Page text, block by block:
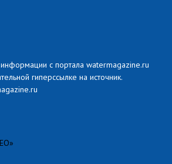
с портала watermagazine.ru
гиперссылке на источник.